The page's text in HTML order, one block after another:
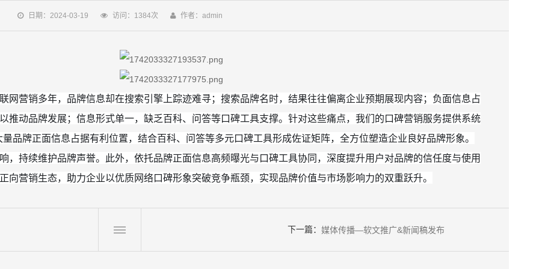
日期：2024-03-19 访问：1384次 作者：admin
网营销多年，品牌信息却在搜索引擎上踪迹难寻；搜索品牌名时，结果往往偏离企业预期展现内容；负面信息占
推动品牌发展；信息形式单一，缺乏百科、问答等口碑工具支撑。针对这些痛点，我们的口碑营销服务提供系统
品牌正面信息占据有利位置，结合百科、问答等多元口碑工具形成佐证矩阵，全方位塑造企业良好品牌形象。
，持续维护品牌声誉。此外，依托品牌正面信息高频曝光与口碑工具协同，深度提升用户对品牌的信任度与使用
营销生态，助力企业以优质网络口碑形象突破竞争瓶颈，实现品牌价值与市场影响力的双重跃升。
下一篇： 媒体传播—软文推广&新闻稿发布